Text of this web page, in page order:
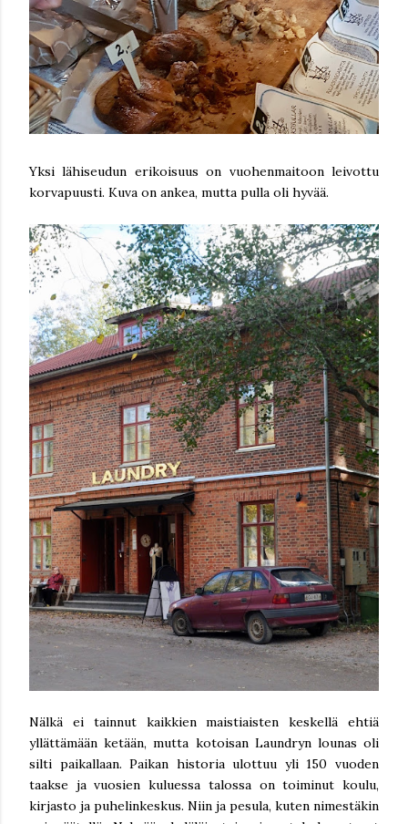
Yksi lähiseudun erikoisuus on vuohenmaitoon leivottu
korvapuusti. Kuva on ankea, mutta pulla oli hyvää.
Nälkä ei tainnut kaikkien maistiaisten keskellä ehtiä
yllättämään ketään, mutta kotoisan Laundryn lounas oli
silti paikallaan. Paikan historia ulottuu yli 150 vuoden
taakse ja vuosien kuluessa talossa on toiminut koulu,
kirjasto ja puhelinkeskus. Niin ja pesula, kuten nimestäkin